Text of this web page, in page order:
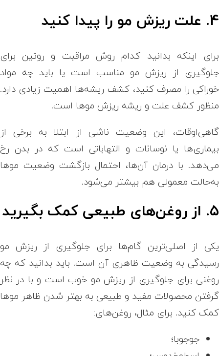
۴. علت ریزش مو را پیدا کنید
برای اینکه بدانید کدام روش مراقبت و روتین برای
جلوگیری از ریزش مو مناسب است یا باید چه مواد
خوراکی را مصرف کنید، کشف ریشه‌ها اهمیت زیادی دارد.
منظور کشف علت و ریشه ریزش موها است.
گاهی‌اوقات، این وضعیت ناشی از ابتلا به برخی از
بیماری‌ها یا نوسانات و التهاباتی است که در بدن رخ
می‌دهد. با درمان آن‌ها، احتمال بازگشت وضعیت موها
به‌حالت معمولی هم بیشتر می‌شود.
۵. از روغن‌های طبیعی کمک بگیرید
یکی از اصلی‌ترین گام‌ها برای جلوگیری از ریزش مو
رسیدگی به وضعیت ظاهری آن است. باید بدانید که چه
روغنی برای جلوگیری از ریزش مو خوب است و با در نظر
گرفتن محصولات مفید و طبیعی به بهتر شدن ظاهر موها
کمک کنید. برای مثال، روغن‌های:
جوجوبا؛